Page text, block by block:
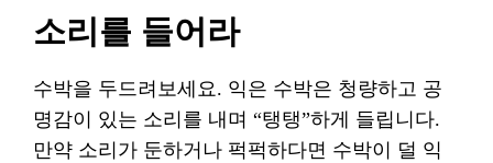
소리를 들어라
수박을 두드려보세요. 익은 수박은 청량하고 공
명감이 있는 소리를 내며 “탱탱”하게 들립니다.
만약 소리가 둔하거나 퍽퍽하다면 수박이 덜 익